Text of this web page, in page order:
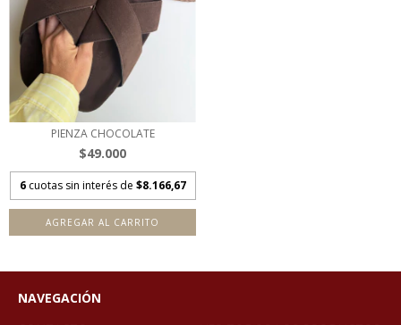
PIENZA CHOCOLATE
$49.000
6 cuotas sin interés de $8.166,67
AGREGAR AL CARRITO
NAVEGACIÓN